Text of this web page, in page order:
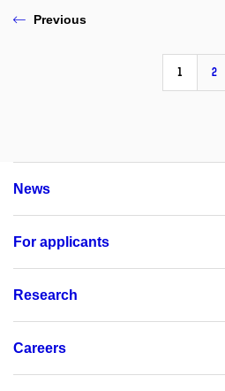
Previous
1 2
News
For applicants
Research
Careers